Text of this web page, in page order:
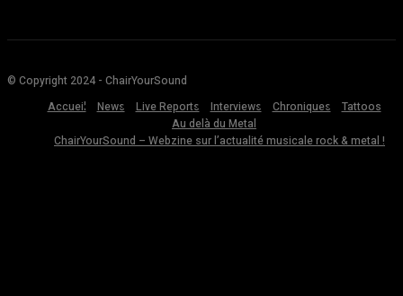
© Copyright 2024 - ChairYourSound
Accueil
News Live Reports Interviews Chroniques
Tattoos
Au delà du Metal
ChairYourSound – Webzine sur l’actualité musicale rock & metal !